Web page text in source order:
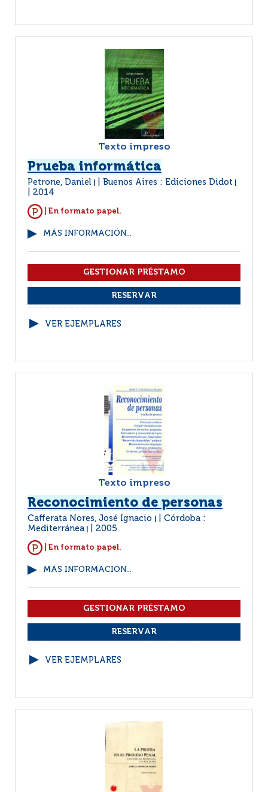
Texto impreso
Prueba informática
Petrone, Daniel Buenos Aires : Ediciones Didot
2014
| En formato papel.
MÁS INFORMACIÓN...
VER EJEMPLARES
Texto impreso
Reconocimiento de personas
Cafferata Nores, José Ignacio
Córdoba :
Mediterránea
2005
| En formato papel.
MÁS INFORMACIÓN...
VER EJEMPLARES